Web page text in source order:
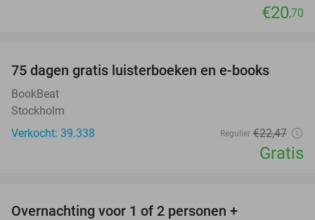
€20,70
75 dagen gratis luisterboeken en e-books
BookBeat
Stockholm
Verkocht: 39.338
Regulier €22,47
Gratis
Overnachting voor 1 of 2 personen +